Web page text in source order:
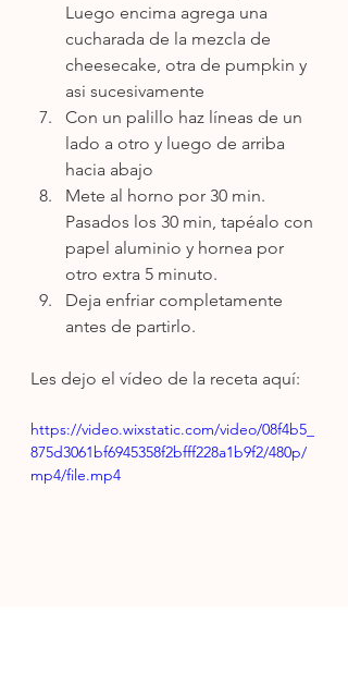
Luego encima agrega una
cucharada de la mezcla de
cheesecake, otra de pumpkin y
asi sucesivamente
Con un palillo haz líneas de un
lado a otro y luego de arriba
hacia abajo
Mete al horno por 30 min.
Pasados los 30 min, tapéalo con
papel aluminio y hornea por
otro extra 5 minuto.
Deja enfriar completamente
antes de partirlo.
Les dejo el vídeo de la receta aquí:
https://video.wixstatic.com/video/08f4b5_
875d3061bf6945358f2bfff228a1b9f2/480p/
mp4/file.mp4